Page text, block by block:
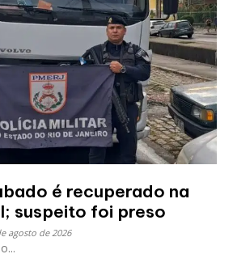
é recuperado na
suspeito foi preso
agosto de 2026